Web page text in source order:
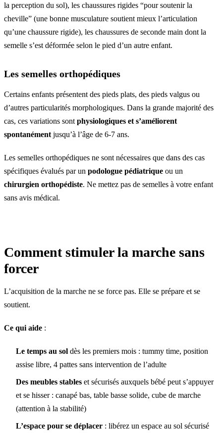
la perception du sol), les chaussures rigides “pour soutenir la
cheville” (une bonne musculature soutient mieux l’articulation
qu’une chaussure rigide), les chaussures de seconde main dont la
semelle s’est déformée selon le pied d’un autre enfant.
Les semelles orthopédiques
Certains enfants présentent des pieds plats, des pieds valgus ou
d’autres particularités morphologiques. Dans la grande majorité des
cas, ces variations sont physiologiques et s’améliorent
spontanément jusqu’à l’âge de 6-7 ans.
Les semelles orthopédiques ne sont nécessaires que dans des cas
spécifiques évalués par un podologue pédiatrique ou un
chirurgien orthopédiste. Ne mettez pas de semelles à votre enfant
sans avis médical.
Comment stimuler la marche sans
forcer
L’acquisition de la marche ne se force pas. Elle se prépare et se
soutient.
Ce qui aide :
Le temps au sol dès les premiers mois : tummy time, position
assise libre, 4 pattes sans intervention de l’adulte
Des meubles stables et sécurisés auxquels bébé peut s’appuyer
et se hisser : canapé bas, table basse solide, cube de marche
(attention à la stabilité)
L’espace pour se déplacer : libérez un espace au sol sécurisé